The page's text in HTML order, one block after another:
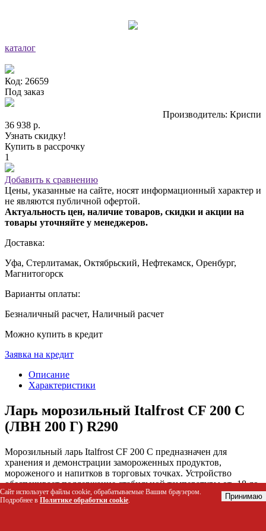
каталог
Код: 26659
Под заказ
Производитель: Криспи
36 938 р.
Узнать скидку!
Купить в рассрочку
1
Добавить к сравнению
Цены, указанные на сайте, носят информационный характер и
не являются публичной офертой.
Актуальность цен, наличие товаров, скидки и акции на
товары уточняйте у менеджеров.
Доставка:
Уфа, Стерлитамак, Октябрьский, Нефтекамск, Оренбург,
Магнитогорск
Варианты оплаты:
Безналичный расчет, Наличный расчет
Можно купить в кредит
Заявка на кредит
Описание
Характеристики
Ларь морозильный Italfrost CF 200 C
(ЛВН 200 Г) R290
Морозильный ларь Italfrost CF 200 C предназначен для
хранения и демонстрации замороженных продуктов,
мороженого и напитков в торговых точках. Устройство
обеспечивает поддержание стабильной температуры от -18 до
-25°C, сохраняя свежесть товара при минимальных
энергозатратах благодаря экологичному хладагенту R290 и
Сайт использует файлы cookie, обрабатываемые Вашим браузером.
Подробнее в Политике обработки cookie. Принимаю